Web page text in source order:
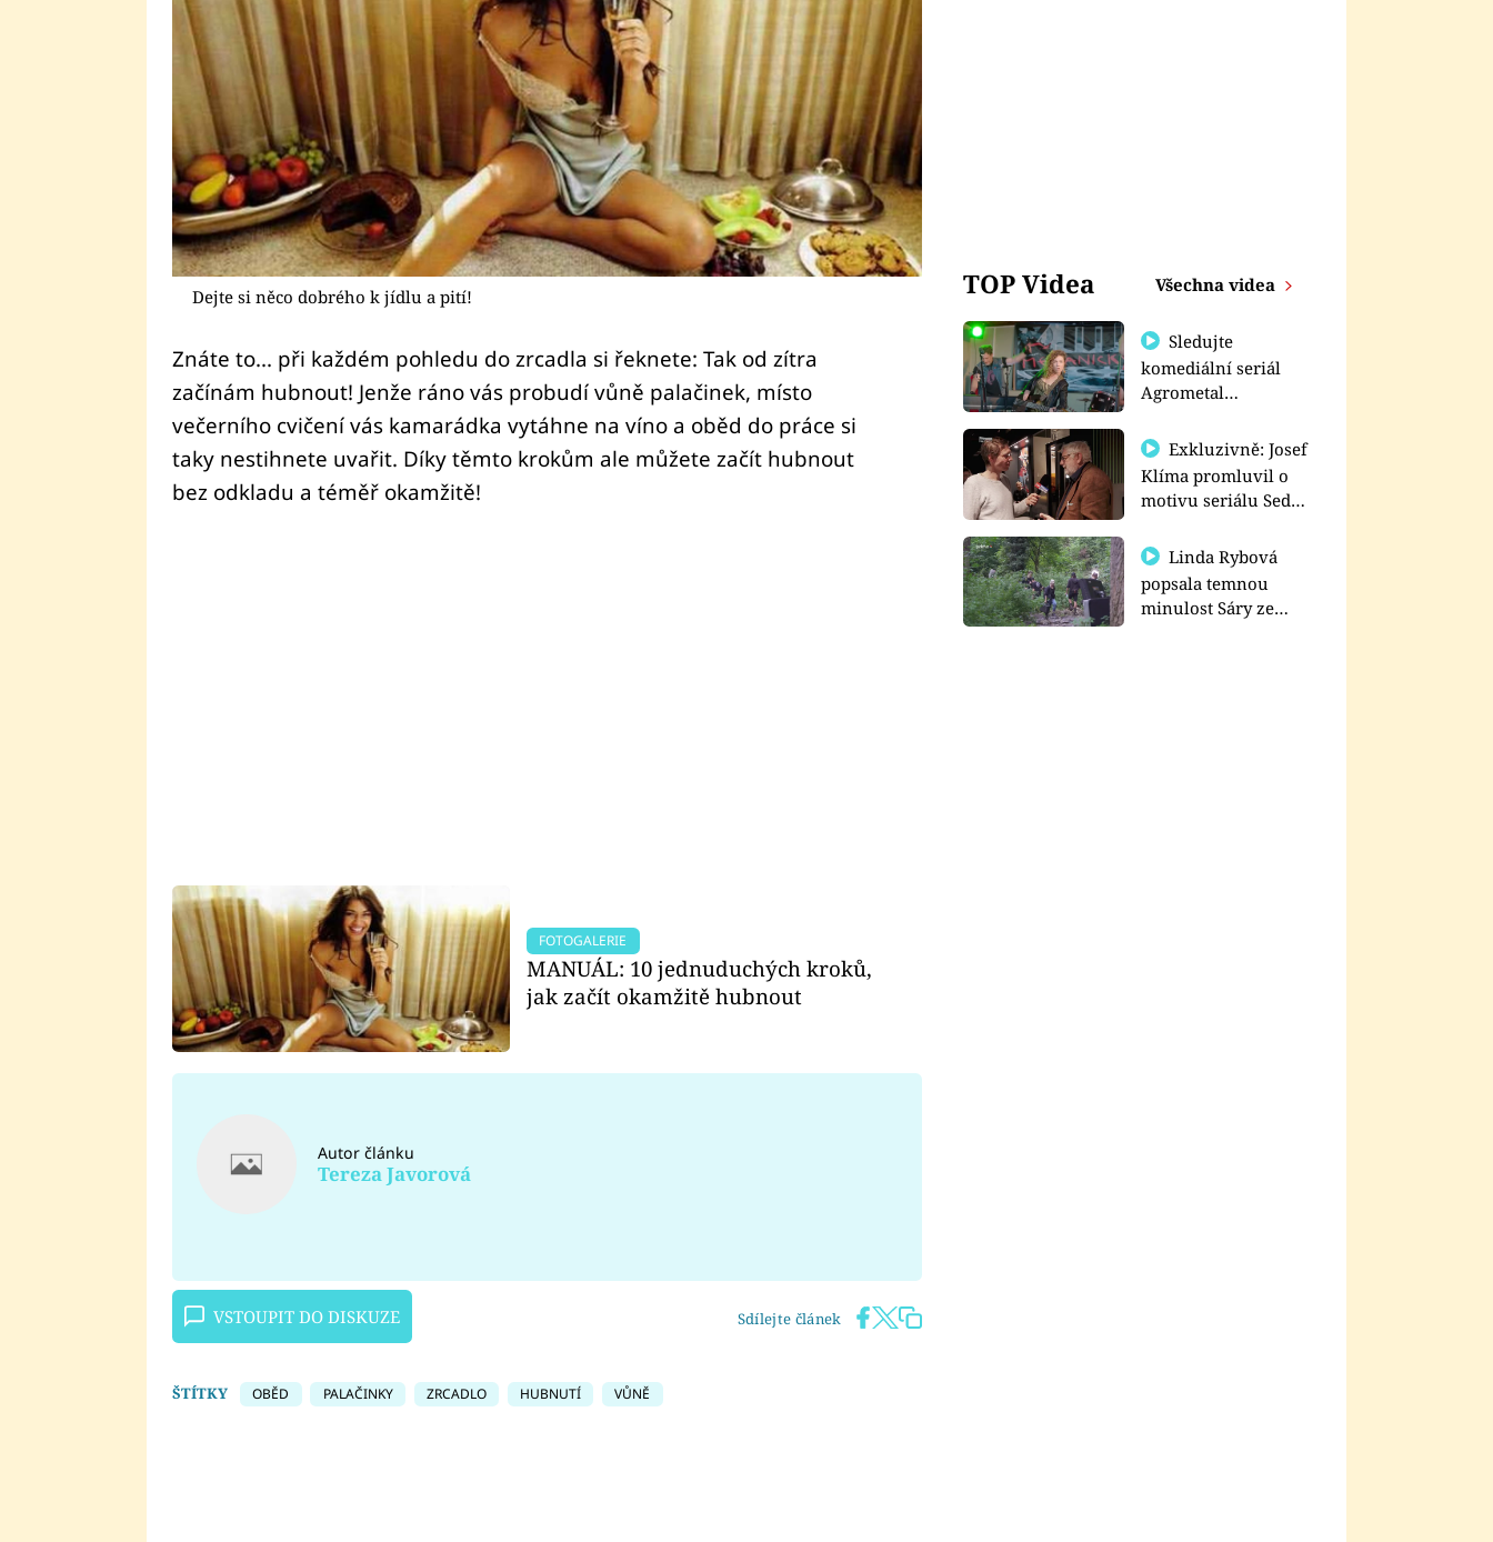
Dejte si něco dobrého k jídlu a pití!
Znáte to... při každém pohledu do zrcadla si řeknete: Tak od zítra
začínám hubnout! Jenže ráno vás probudí vůně palačinek, místo
večerního cvičení vás kamarádka vytáhne na víno a oběd do práce si
taky nestihnete uvařit. Díky těmto krokům ale můžete začít hubnout
bez odkladu a téměř okamžitě!
FOTOGALERIE
MANUÁL: 10 jednuduchých kroků,
jak začít okamžitě hubnout
Autor článku
Tereza Javorová
VSTOUPIT DO DISKUZE Sdílejte článek
ŠTÍTKY OBĚD PALAČINKY ZRCADLO HUBNUTÍ VŮNĚ
TOP Videa Všechna videa
Sledujte
komediální seriál
Agrometal
prima+
Exkluzivně: Josef
Klíma promluvil o
motivu seriálu Sedm
Linda Rybová
popsala temnou
minulost Sáry ze